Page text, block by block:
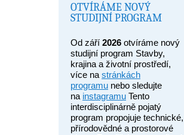
OTVÍRÁME NOVÝ
STUDIJNÍ PROGRAM
Od září 2026 otvíráme nový
studijní program Stavby,
krajina a životní prostředí,
více na stránkách
programu nebo sledujte
na instagramu Tento
interdisciplinárně pojatý
program propojuje technické,
přírodovědné a prostorové